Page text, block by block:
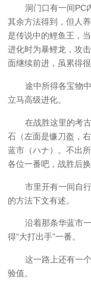
洞门口有一间PC
其余方法得到，但人
是传说中的鲤鱼王，
进化时为暴鲤龙，攻
面继续前进，虽累得很
途中所得各宝物
立马高级进化。
在战胜这里的考
石（左面是镰刀盔，
蓝市（ハナ）。不出
各位一番吧，战胜后
市里开有一间自
的方法下文有述。
沿着那条华蓝市
得“大打出手”一番。
这一路上还有一
验值。